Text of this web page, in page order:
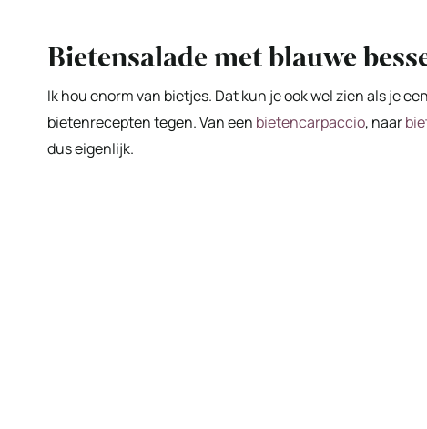
Bietensalade met blauwe
Ik hou enorm van bietjes. Dat kun je ook wel zien als je
bietenrecepten tegen. Van een bietencarpaccio, naar
dus eigenlijk.